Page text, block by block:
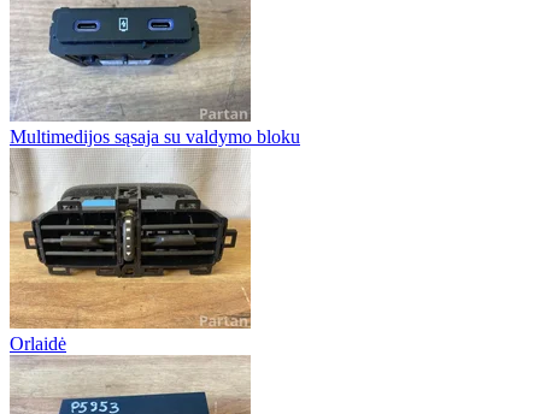
Multimedijos sąsaja su valdymo bloku
Orlaidė